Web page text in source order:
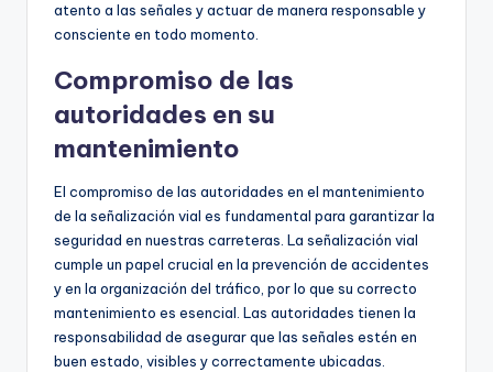
atento a las señales y actuar de manera responsable y
consciente en todo momento.
Compromiso de las
autoridades en su
mantenimiento
El compromiso de las autoridades en el mantenimiento
de la señalización vial es fundamental para garantizar la
seguridad en nuestras carreteras. La señalización vial
cumple un papel crucial en la prevención de accidentes
y en la organización del tráfico, por lo que su correcto
mantenimiento es esencial. Las autoridades tienen la
responsabilidad de asegurar que las señales estén en
buen estado, visibles y correctamente ubicadas.